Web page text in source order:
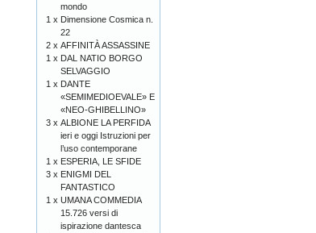
mondo
1 x Dimensione Cosmica n.
22
2 x AFFINITÀ ASSASSINE
1 x DAL NATIO BORGO
SELVAGGIO
1 x DANTE
«SEMIMEDIOEVALE» E
«NEO-GHIBELLINO»
3 x ALBIONE LA PERFIDA
ieri e oggi Istruzioni per
l’uso contemporane
1 x ESPERIA, LE SFIDE
3 x ENIGMI DEL
FANTASTICO
1 x UMANA COMMEDIA
15.726 versi di
ispirazione dantesca